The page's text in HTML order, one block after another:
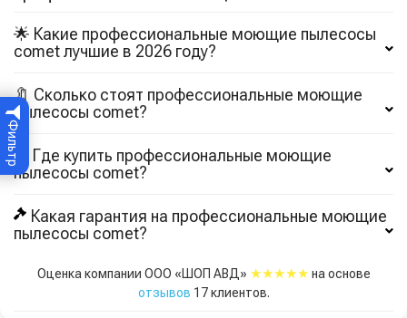
Фильтр
🌟 Какие профессиональные моющие пылесосы
comet лучшие в 2026 году?
🔖 Сколько стоят профессиональные моющие
пылесосы comet?
Где купить профессиональные моющие
пылесосы comet?
Какая гарантия на профессиональные моющие
пылесосы comet?
Оценка компании ООО «ШОП АВД» ★★★★★ на основе
отзывов 17клиентов.